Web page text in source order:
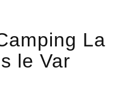
La
le Var